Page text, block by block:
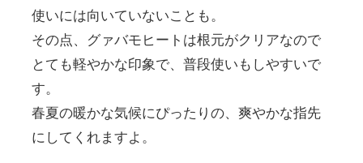
使いには向いていないことも。
その点、グァバモヒートは根元がクリアなので
とても軽やかな印象で、普段使いもしやすいで
す。
春夏の暖かな気候にぴったりの、爽やかな指先
にしてくれますよ。